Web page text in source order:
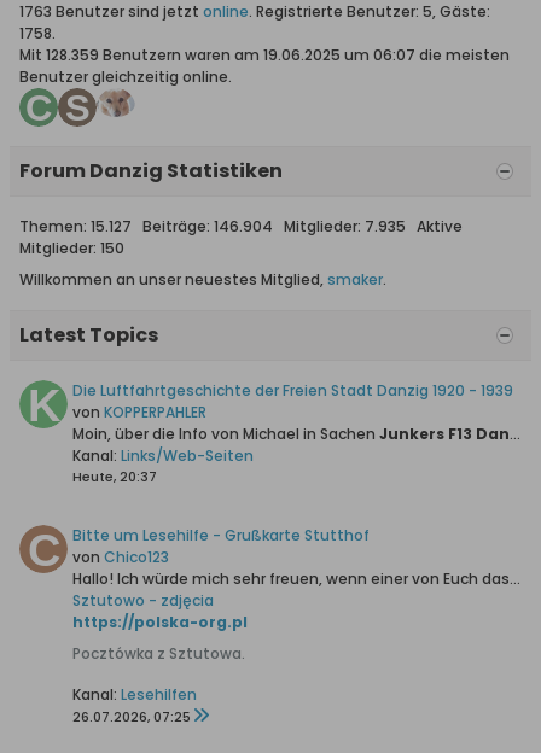
1763 Benutzer sind jetzt online. Registrierte Benutzer: 5, Gäste:
1758.
Mit 128.359 Benutzern waren am 19.06.2025 um 06:07 die meisten
Benutzer gleichzeitig online.
Forum Danzig Statistiken
Themen: 15.127 Beiträge: 146.904 Mitglieder: 7.935 Aktive
Mitglieder: 150
Willkommen an unser neuestes Mitglied, smaker.
Latest Topics
Die Luftfahrtgeschichte der Freien Stadt Danzig 1920 - 1939
von KOPPERPAHLER
Moin, über die Info von Michael in Sachen Junkers F13 Danziger Luftpost GmbH (Bausatz)
Kanal: Links/Web-Seiten
Heute, 20:37
Bitte um Lesehilfe - Grußkarte Stutthof
von Chico123
Hallo! Ich würde mich sehr freuen, wenn einer von Euch das Handgeschriebene für mich entziffern könnte.
Sztutowo - zdjęcia
https://polska-org.pl
Pocztówka z Sztutowa.
Kanal: Lesehilfen
26.07.2026, 07:25